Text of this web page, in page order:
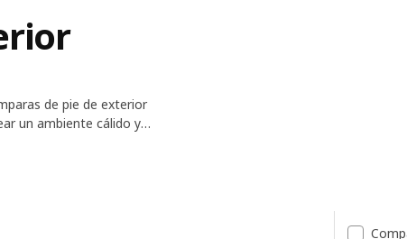
de pie de exterior
un ambiente cálido y